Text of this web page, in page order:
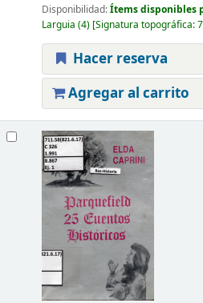
Disponibilidad:Ítems disponibles
Larguia (4) Signatura topográfica:
Hacer reserva
Agregar al carrito